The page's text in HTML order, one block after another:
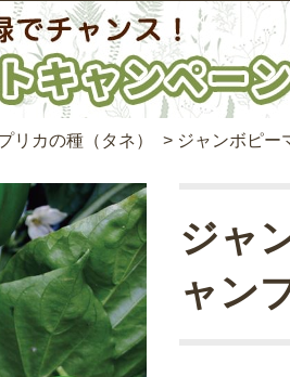
リカの種（タネ） > ジャンボピー
ジャ
ャン